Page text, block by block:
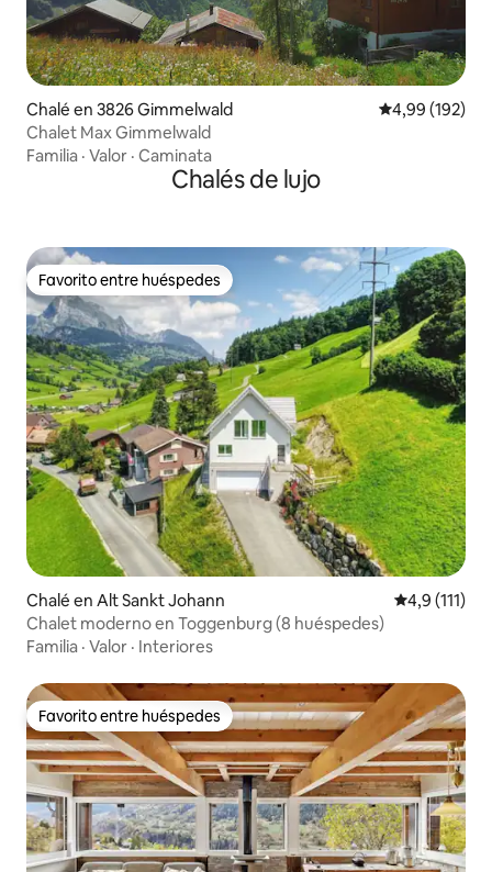
Chalé en 3826 Gimmelwald Calificación
4,99 (192)
Chalet Max Gimmelwald
Familia · Valor · Caminata
Chalés de lujo
Favorito entre huéspedes
Favorito entre huéspedes
Chalé en Alt Sankt Johann Calificación
4,9 (111)
Chalet moderno en Toggenburg (8 huéspedes)
Familia · Valor · Interiores
Favorito entre huéspedes
Favorito entre huéspedes